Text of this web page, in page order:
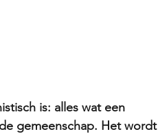
is: alles wat een
gemeenschap. Het wordt